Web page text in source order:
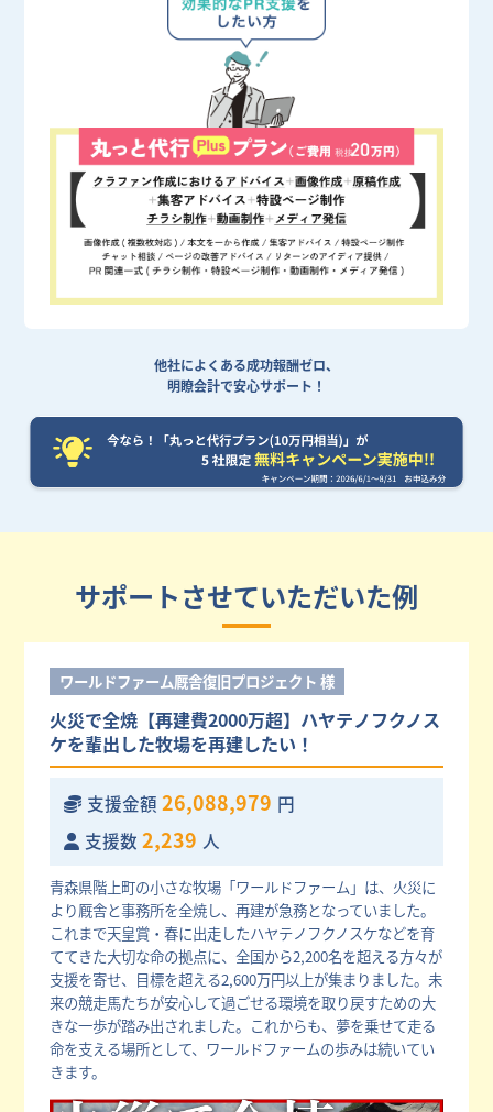
他社によくある成功報酬ゼロ、
明瞭会計で安心サポート！
サポートさせていただいた例
ワールドファーム厩舎復旧プロジェクト 様
火災で全焼【再建費2000万超】ハヤテノフクノス
ケを輩出した牧場を再建したい！
支援金額 26,088,979 円
支援数 2,239 人
青森県階上町の小さな牧場「ワールドファーム」は、火災に
より厩舎と事務所を全焼し、再建が急務となっていました。
これまで天皇賞・春に出走したハヤテノフクノスケなどを育
ててきた大切な命の拠点に、全国から2,200名を超える方々が
支援を寄せ、目標を超える2,600万円以上が集まりました。未
来の競走馬たちが安心して過ごせる環境を取り戻すための大
きな一歩が踏み出されました。これからも、夢を乗せて走る
命を支える場所として、ワールドファームの歩みは続いてい
きます。